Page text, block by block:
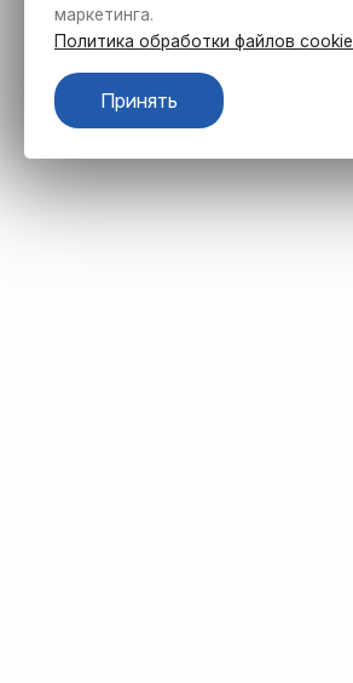
маркетинга.
Политика обработки файлов cookie
Принять